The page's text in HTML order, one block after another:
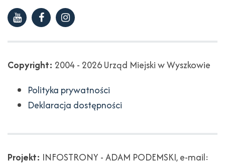
YoutubeFacebookInstagram
Copyright
Copyright: 2004 - 2026 Urząd Miejski w Wyszkowie
Polityka prywatności
Deklaracja dostępności
Projekt: INFOSTRONY - ADAM PODEMSKI, e-mail: